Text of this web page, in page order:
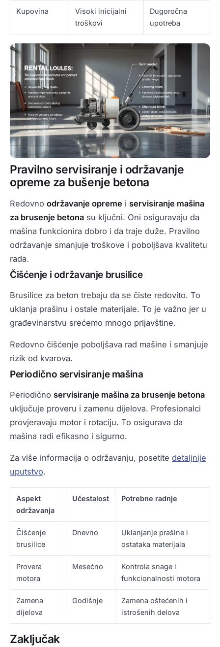
Kupovina
Visoki inicijalni
troškovi
Dugoročna
upotreba
Pravilno servisiranje i održavanje
opreme za bušenje betona
Redovno održavanje opreme i servisiranje mašina
za brusenje betona su ključni. Oni osiguravaju da
mašina funkcionira dobro i da traje duže. Pravilno
održavanje smanjuje troškove i poboljšava kvalitetu
rada.
Čišćenje i održavanje brusilice
Brusilice za beton trebaju da se čiste redovito. To
uklanja prašinu i ostale materijale. To je važno jer u
građevinarstvu srećemo mnogo prljavštine.
Redovno čišćenje poboljšava rad mašine i smanjuje
rizik od kvarova.
Periodično servisiranje mašina
Periodično servisiranje mašina za brusenje betona
uključuje proveru i zamenu dijelova. Profesionalci
provjeravaju motor i rotaciju. To osigurava da
mašina radi efikasno i sigurno.
Za više informacija o održavanju, posetite detaljnije
uputstvo.
Aspekt
održavanja
Učestalost Potrebne radnje
Čišćenje
brusilice
Dnevno
Uklanjanje prašine i
ostataka materijala
Provera
motora
Mesečno
Kontrola snage i
funkcionalnosti motora
Zamena
dijelova
Godišnje
Zamena oštećenih i
istrošenih delova
Zaključak